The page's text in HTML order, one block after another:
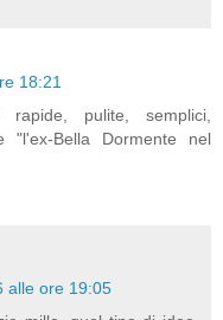
18:21
pulite, semplici,
"l'ex-Bella Dormente nel
alle ore 19:05